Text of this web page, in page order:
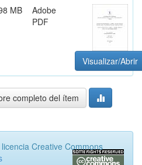
MB
Adobe
PDF
Visualizar/Abrir
completo del ítem
Creative Commons